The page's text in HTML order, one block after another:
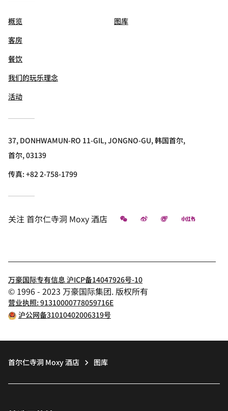
概览
客房
餐饮
我们的玩乐理念
活动
图库
37, DONHWAMUN-RO 11-GIL, JONGNO-GU, 韩国首尔,
首尔, 03139
传真:+82 2-758-1799
关注首尔仁寺洞 Moxy 酒店 微信 微博 飞猪 小红书
万豪国际专有信息 沪ICP备14047926号-10
© 1996 - 2023 万豪国际集团. 版权所有
营业执照: 91310000778059716E
沪公网备31010402006319号
首尔仁寺洞 Moxy 酒店 图库